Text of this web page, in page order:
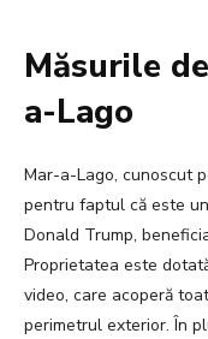
Măsurile
a-Lago
Mar-a-Lago, cunoscut
pentru faptul că este
Donald Trump,
Proprietatea este
video, care acoperă
perimetrul exterior. În